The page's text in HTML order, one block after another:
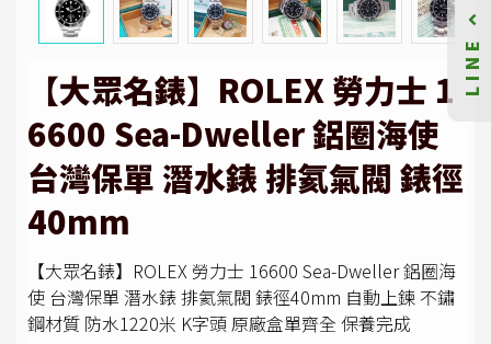
【大眾名錶】ROLEX 勞力士 1
6600 Sea-Dweller 鋁圈海使
台灣保單 潛水錶 排氦氣閥 錶徑
40mm
【大眾名錶】ROLEX 勞力士 16600 Sea-Dweller 鋁圈海
使 台灣保單 潛水錶 排氦氣閥 錶徑40mm 自動上鍊 不鏽
鋼材質 防水1220米 K字頭 原廠盒單齊全 保養完成
LINE